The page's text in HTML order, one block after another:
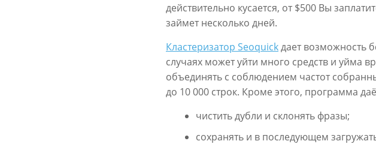
действительно кусается, от $500 Вы
займет несколько дней.
Кластеризатор Seoquickдает возможность
случаях может уйти много средств и уйма
объединять с соблюдением частот
до 10 000 строк. Кроме этого, программа
чистить дубли и склонять фразы;
сохранять и в последующем